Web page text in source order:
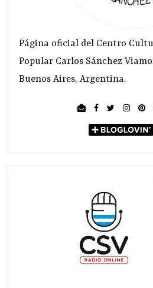
Página oficial del Centro
Popular Carlos Sánchez
Buenos Aires, Argentina.